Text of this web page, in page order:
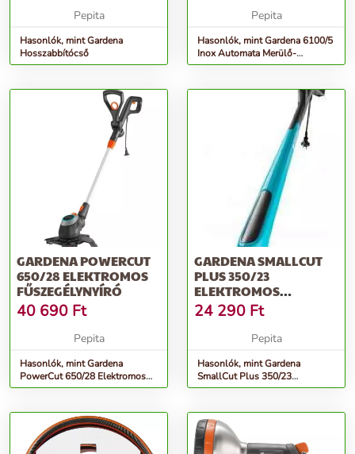
Pepita
Hasonlók, mint Gardena
Hosszabbítócső
Pepita
Hasonlók, mint Gardena 6100/5
Inox Automata Merülő-
nyomószivattyú
GARDENA POWERCUT
650/28 ELEKTROMOS
FŰSZEGÉLYNYÍRÓ
40 690 Ft
Pepita
Hasonlók, mint Gardena
PowerCut 650/28 Elektromos
fűszegélynyíró
GARDENA SMALLCUT
PLUS 350/23
ELEKTROMOS
FŰSZEGÉLYNYÍRÓ
24 290 Ft
Pepita
Hasonlók, mint Gardena
SmallCut Plus 350/23
Elektromos fűszegélynyíró